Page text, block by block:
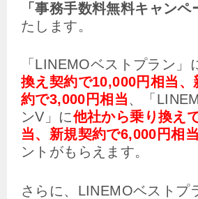
「事務手数料無料キャンペ
たします。
「LINEMOベストプラン」
換え契約で10,000円相当、
約で3,000円相当、「
ンV」に他社から乗り換え
当、新規契約で6,000円相当
ントがもらえます。
さらに、LINEMOベストプ